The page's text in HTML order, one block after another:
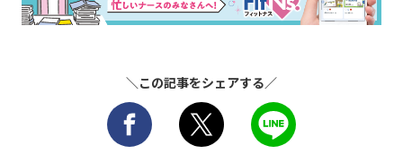
＼この記事をシェアする／